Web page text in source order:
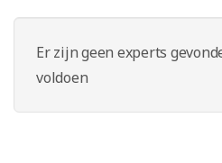
Er zijn geen experts
voldoen